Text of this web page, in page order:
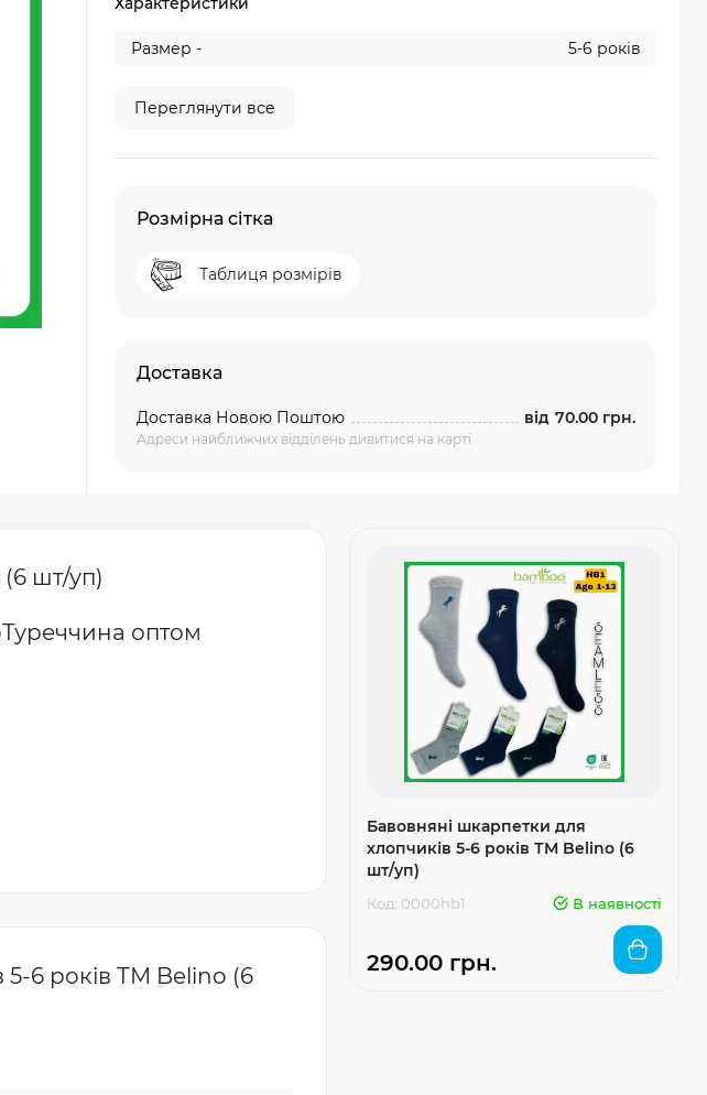
Размер - 5-6 років
Переглянути все
Розмірна сітка
Таблиця розмірів
Доставка
Доставка Новою Поштою
Адреси найближчих відділень дивитися на карті
від 70.00 грн.
шт/уп)
оптом
5-6 років ТМ Belino (6
Бавовняні шкарпетки для
хлопчиків 5-6 років ТМ Belino (6
шт/уп)
Код: 0000hb1 В наявності
290.00 грн.